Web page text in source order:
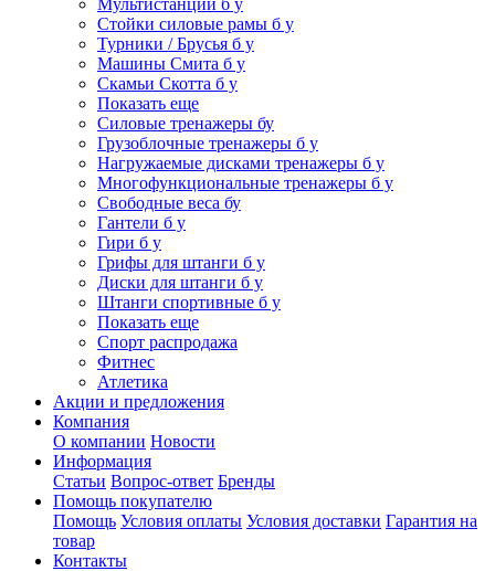
Мультистанции б у
Стойки силовые рамы б у
Турники / Брусья б у
Машины Смита б у
Скамьи Скотта б у
Показать еще
Силовые тренажеры бу
Грузоблочные тренажеры б у
Нагружаемые дисками тренажеры б у
Многофункциональные тренажеры б у
Свободные веса бу
Гантели б у
Гири б у
Грифы для штанги б у
Диски для штанги б у
Штанги спортивные б у
Показать еще
Спорт распродажа
Фитнес
Атлетика
Акции и предложения
Компания
О компании Новости
Информация
Статьи Вопрос-ответ Бренды
Помощь покупателю
Помощь Условия оплаты Условия доставки Гарантия на
товар
Контакты